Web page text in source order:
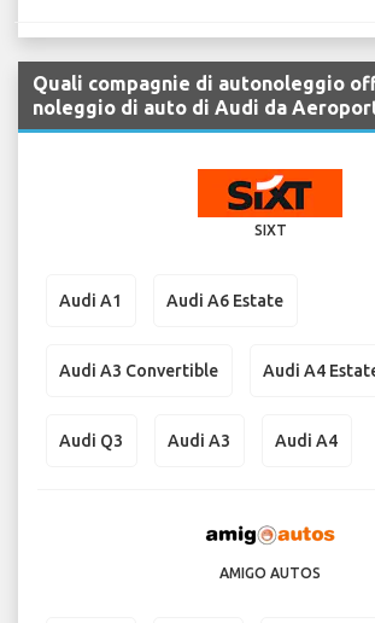
Quali compagnie di autonoleggio
noleggio di auto di Audi da
SIXT
Audi A1 Audi A6 Estate
Audi A3 Convertible Audi A4
Audi Q3 Audi A3 Audi A4
AMIGO AUTOS